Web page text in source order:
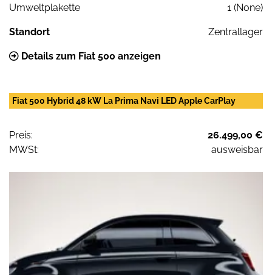
Umweltplakette
1 (None)
Standort Zentrallager
Details zum Fiat 500 anzeigen
Fiat 500 Hybrid 48 kW La Prima Navi LED Apple CarPlay
Preis:
26.499,00 €
MWSt:
ausweisbar